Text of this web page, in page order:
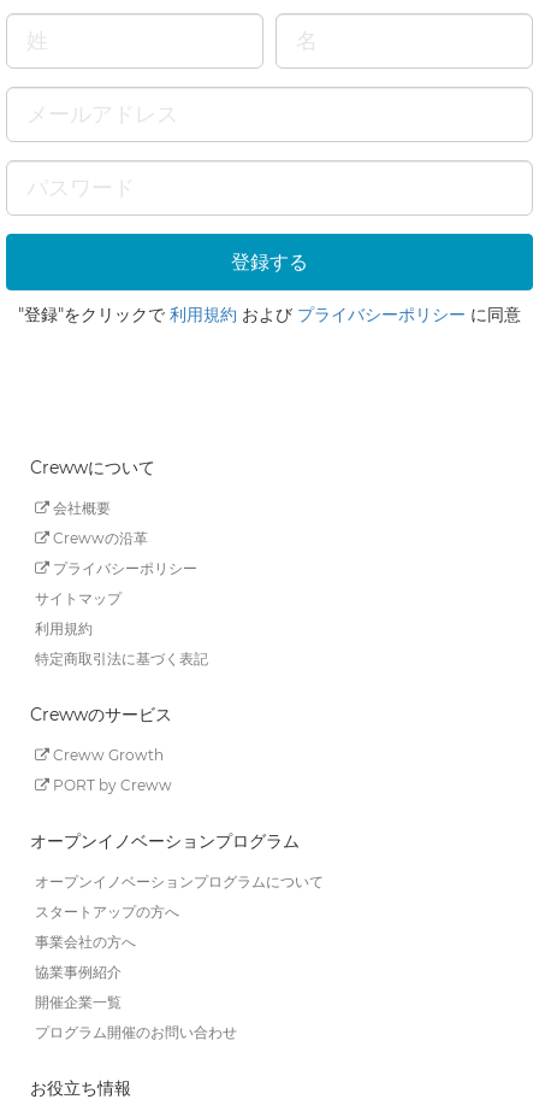
"登録"をクリックで 利用規約 および プライバシーポリシー に同意
Crewwについて
会社概要
Crewwの沿革
プライバシーポリシー
サイトマップ
利用規約
特定商取引法に基づく表記
Crewwのサービス
Creww Growth
PORT by Creww
オープンイノベーションプログラム
オープンイノベーションプログラムについて
スタートアップの方へ
事業会社の方へ
協業事例紹介
開催企業一覧
プログラム開催のお問い合わせ
お役立ち情報